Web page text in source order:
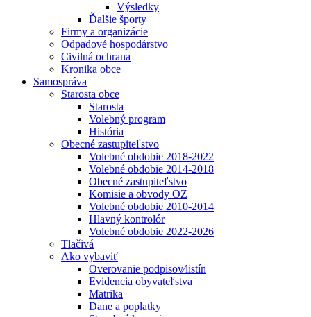
Výsledky
Ďalšie športy
Firmy a organizácie
Odpadové hospodárstvo
Civilná ochrana
Kronika obce
Samospráva
Starosta obce
Starosta
Volebný program
História
Obecné zastupiteľstvo
Volebné obdobie 2018-2022
Volebné obdobie 2014-2018
Obecné zastupiteľstvo
Komisie a obvody OZ
Volebné obdobie 2010-2014
Hlavný kontrolór
Volebné obdobie 2022-2026
Tlačivá
Ako vybaviť
Overovanie podpisov⁄listín
Evidencia obyvateľstva
Matrika
Dane a poplatky